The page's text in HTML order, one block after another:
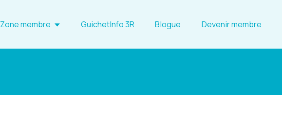
Zone membre GuichetInfo 3R Blogue Devenir membre